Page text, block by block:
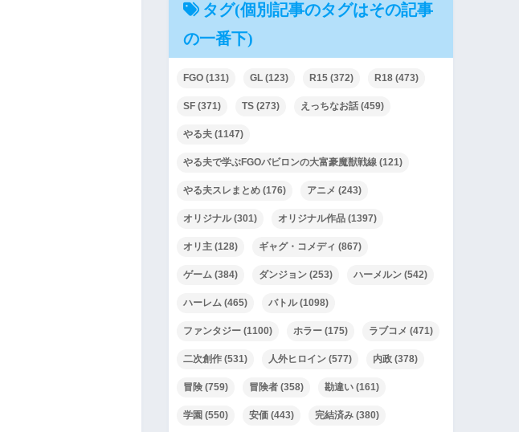
タグ(個別記事のタグはその記事
の一番下)
FGO (131) GL (123) R15 (372) R18 (473)
SF (371) TS (273) えっちなお話 (459)
やる夫 (1147)
やる夫で学ぶFGOバビロンの大富豪魔獣戦線 (121)
やる夫スレまとめ (176) アニメ (243)
オリジナル(301) オリジナル作品 (1397)
オリ主 (128) ギャグ・コメディ (867)
ゲーム (384) ダンジョン (253) ハーメルン (542)
ハーレム (465) バトル(1098)
ファンタジー (1100) ホラー (175) ラブコメ (471)
二次創作 (531) 人外ヒロイン (577) 内政 (378)
冒険 (759) 冒険者 (358) 勘違い (161)
学園 (550) 安価 (443) 完結済み (380)